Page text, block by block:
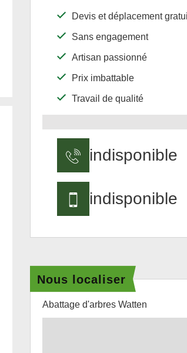
Devis et déplacement
Sans engagement
Artisan passionné
Prix imbattable
Travail de qualité
indisponible
indisponible
Nous localiser
Abattage d'arbres Watten